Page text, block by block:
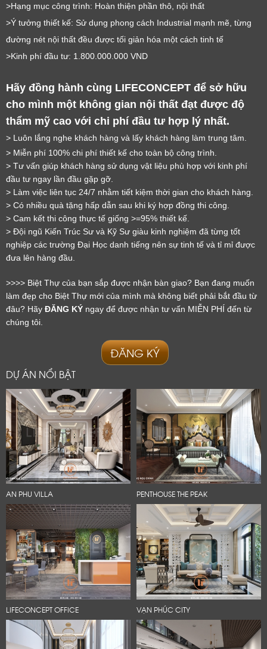
>Hạng mục công trình: Hoàn thiện phần thô, nội thất
>Ý tưởng thiết kế: Sử dụng phong cách Industrial mạnh mẽ, từng
đường nét nội thất đều được tối giản hóa một cách tinh tế
>Kinh phí đầu tư: 1.800.000.000 VND
Hãy đồng hành cùng LIFECONCEPT để sở hữu
cho mình một không gian nội thất đạt được độ
thẩm mỹ cao với chi phí đầu tư hợp lý nhất.
> Luôn lắng nghe khách hàng và lấy khách hàng làm trung tâm.
> Miễn phí 100% chi phí thiết kế cho toàn bộ công trình.
> Tư vấn giúp khách hàng sử dụng vật liệu phù hợp với kinh phí
đầu tư ngay lần đầu gặp gỡ.
> Làm việc liên tục 24/7 nhằm tiết kiệm thời gian cho khách hàng.
> Có nhiều quà tặng hấp dẫn sau khi ký hợp đồng thi công.
> Cam kết thi công thực tế giống >=95% thiết kế.
> Đội ngũ Kiến Trúc Sư và Kỹ Sư giàu kinh nghiệm đã từng tốt
nghiệp các trường Đại Học danh tiếng nên sự tinh tế và tỉ mỉ được
đưa lên hàng đầu.
>>>> Biệt Thự của bạn sắp được nhận bàn giao? Bạn đang muốn
làm đẹp cho Biệt Thự mới của mình mà không biết phải bắt đầu từ
đâu? Hãy ĐĂNG KÝ ngay để được nhận tư vấn MIỄN PHÍ đến từ
chúng tôi.
ĐĂNG KÝ
DỰ ÁN NỔI BẬT
AN PHU VILLA PENTHOUSE THE PEAK
LIFECONCEPT OFFICE VẠN PHÚC CITY
LỜI CẢM ƠN
LIFECONCEPT
Cảm ơn quý khách đã để lại thông tin.
Chúng tôi sẽ liên hệ lại trong thời gian sớm nhất